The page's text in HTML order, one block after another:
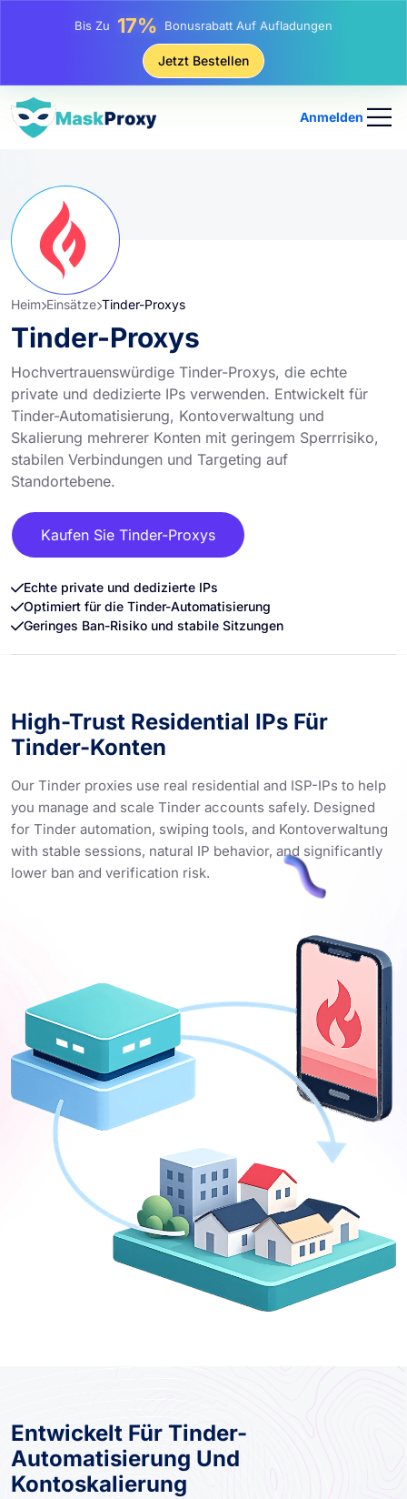
Bis Zu 25% Rabatt Auf Statische IP-Käufe
81% Rabatt Auf Rotierende IP Einkäufe
Jetzt Bestellen
Anmelden
Heim Einsätze Tinder-Proxys
Tinder-Proxys
Hochvertrauenswürdige Tinder-Proxys, die echte
private und dedizierte IPs verwenden. Entwickelt für
Tinder-Automatisierung, Kontoverwaltung und
Skalierung mehrerer Konten mit geringem Sperrrisiko,
stabilen Verbindungen und Targeting auf
Standortebene.
Kaufen Sie Tinder-Proxys
Echte private und dedizierte IPs
Optimiert für die Tinder-Automatisierung
Geringes Ban-Risiko und stabile Sitzungen
High-Trust Residential IPs Für
Tinder-Konten
Our Tinder proxies use real residential and ISP-IPs to help
you manage and scale Tinder accounts safely. Designed
for Tinder automation, swiping tools, and Kontoverwaltung
with stable sessions, natural IP behavior, and significantly
lower ban and verification risk.
Entwickelt Für Tinder-
Automatisierung Und
Kontoskalierung